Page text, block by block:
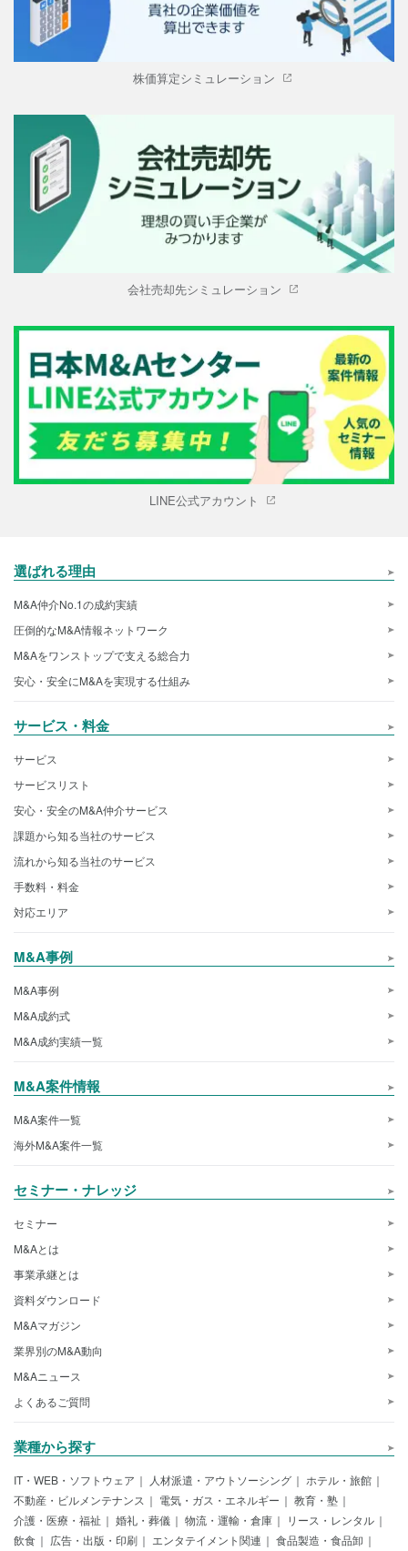
株価算定シミュレーション
会社売却先シミュレーション
LINE公式アカウント
選ばれる理由
M&A仲介No.1の成約実績
圧倒的なM&A情報ネットワーク
M&Aをワンストップで支える総合力
安心・安全にM&Aを実現する仕組み
サービス・料金
サービス
サービスリスト
安心・安全のM&A仲介サービス
課題から知る当社のサービス
流れから知る当社のサービス
手数料・料金
対応エリア
M&A事例
M&A事例
M&A成約式
M&A成約実績一覧
M&A案件情報
M&A案件一覧
海外M&A案件一覧
セミナー・ナレッジ
セミナー
M&Aとは
事業承継とは
資料ダウンロード
M&Aマガジン
業界別のM&A動向
M&Aニュース
よくあるご質問
業種から探す
IT・WEB・ソフトウェア 人材派遣・アウトソーシング
ホテル・旅館
不動産・ビルメンテナンス
電気・ガス・エネルギー
教育・塾
介護・医療・福祉
婚礼・葬儀 物流・運輸・倉庫
リース・レンタル
飲食
広告・出版・印刷 エンタテイメント関連
食品製造・食品卸